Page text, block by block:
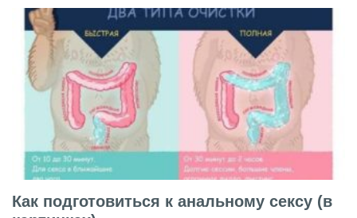
Как подготовиться к анальному сексу (в